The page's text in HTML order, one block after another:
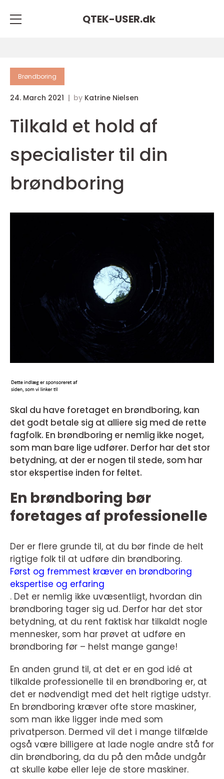
QTEK-USER.dk
Brøndboring
24. March 2021 by Katrine Nielsen
Tilkald et hold af
specialister til din
brøndboring
Skal du have foretaget en brøndboring, kan
det godt betale sig at alliere sig med de rette
fagfolk. En brøndboring er nemlig ikke noget,
som man bare lige udfører. Derfor har det stor
betydning, at der er nogen til stede, som har
stor ekspertise inden for feltet.
En brøndboring bør
foretages af professionelle
Der er flere grunde til, at du bør finde de helt
rigtige folk til at udføre din brøndboring.
Først og fremmest kræver en brøndboring
ekspertise og erfaring
. Det er nemlig ikke uvæsentligt, hvordan din
brøndboring tager sig ud. Derfor har det stor
betydning, at du rent faktisk har tilkaldt nogle
mennesker, som har prøvet at udføre en
brøndboring før – helst mange gange!
En anden grund til, at det er en god idé at
tilkalde professionelle til en brøndboring er, at
det er nødvendigt med det helt rigtige udstyr.
En brøndboring kræver ofte store maskiner,
som man ikke ligger inde med som
privatperson. Dermed vil det i mange tilfælde
også være billigere at lade nogle andre stå for
din brøndboring, da du på den måde undgår
at skulle købe eller leje de store maskiner.